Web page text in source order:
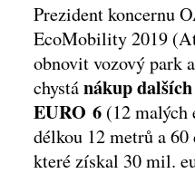
Prezident koncernu
EcoMobility 2019
obnovit vozový park
chystánákup
EURO 6 (12 malých
délkou 12 metrů a
které získal 30 mil.